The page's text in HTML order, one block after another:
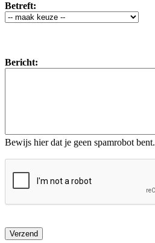
Betreft:
Bericht:
Bewijs hier dat je geen spamrobot bent.